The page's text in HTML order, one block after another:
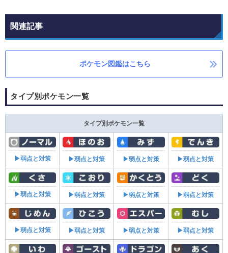
関連記事
ポケモン図鑑はこちら
タイプ別ポケモン一覧
タイプ別ポケモン一覧
▶弱点と対策 ▶弱点と対策 ▶弱点と対策 ▶弱点と対策
▶弱点と対策 ▶弱点と対策 ▶弱点と対策 ▶弱点と対策
▶弱点と対策 ▶弱点と対策 ▶弱点と対策 ▶弱点と対策